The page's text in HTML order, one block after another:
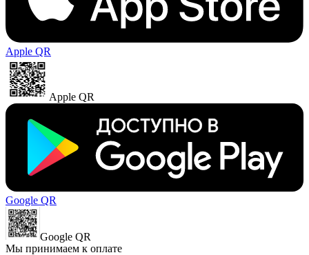
Apple QR
Apple QR
Google QR
Google QR
Мы принимаем к оплате